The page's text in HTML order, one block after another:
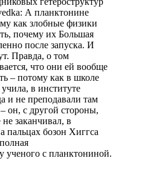
А планктонине
как злобные физики
почему их Большая
после запуска. И
Правда, о том
что они ей вообще
– потому как в школе
в институте
и не преподавали там
он, с другой стороны,
заканчивал, в
пальцах бозон Хиггса
ученого с планктониной.